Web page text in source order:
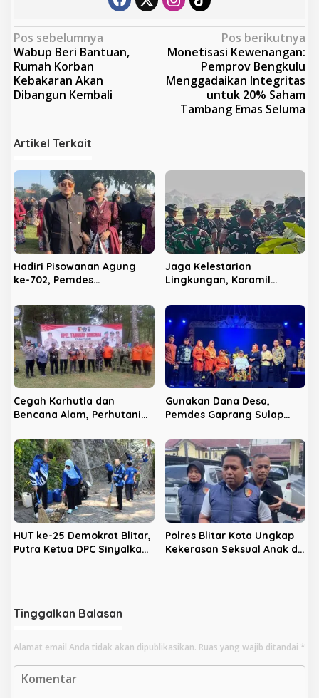
N
a
v
i
a
i
p
o
s
Pos sebelumnya
Wabup Beri Bantuan,
Rumah Korban
Kebakaran Akan
Dibangun Kembali
Pos berikutnya
Monetisasi Kewenangan:
Pemprov Bengkulu
Menggadaikan Integritas
untuk 20% Saham
Tambang Emas Seluma
Artikel Terkait
Hadiri Pisowanan Agung
ke-702, Pemdes
Ajang Silaturahmi dan
‘Ngasuh Kawruh’
Jaga Kelestarian
Lingkungan, Koramil
TP 533 Gelar Karya Bakti
Cegah Karhutla dan
Bencana Alam, Perhutani
Gelar Apel Tanggap
Bencana
Gunakan Dana Desa,
Pemdes Gaprang Sulap
Benteng Antinarkoba
HUT ke-25 Demokrat Blitar,
Putra Ketua DPC Sinyalkan
Polres Blitar Kota Ungkap
Kekerasan Seksual Anak di
Tinggalkan Balasan
Alamat email Anda tidak akan dipublikasikan. Ruas yang wajib ditandai *